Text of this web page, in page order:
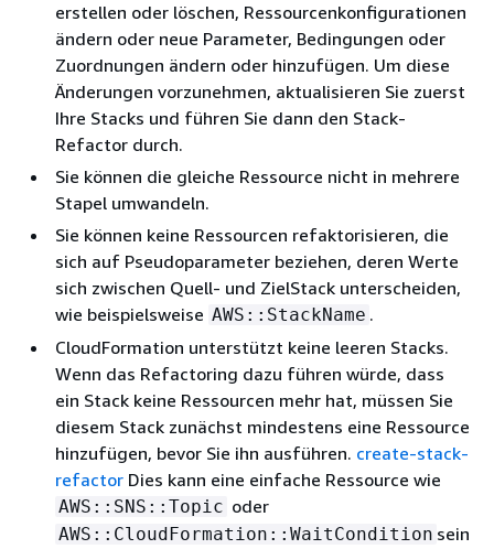
erstellen oder löschen, Ressourcenkonfigurationen
ändern oder neue Parameter, Bedingungen oder
Zuordnungen ändern oder hinzufügen. Um diese
Änderungen vorzunehmen, aktualisieren Sie zuerst
Ihre Stacks und führen Sie dann den Stack-
Refactor durch.
Sie können die gleiche Ressource nicht in mehrere
Stapel umwandeln.
Sie können keine Ressourcen refaktorisieren, die
sich auf Pseudoparameter beziehen, deren Werte
sich zwischen Quell- und ZielStack unterscheiden,
wie beispielsweise AWS::StackName .
CloudFormation unterstützt keine leeren Stacks.
Wenn das Refactoring dazu führen würde, dass
ein Stack keine Ressourcen mehr hat, müssen Sie
diesem Stack zunächst mindestens eine Ressource
hinzufügen, bevor Sie ihn ausführen. create-stack-
refactor Dies kann eine einfache Ressource wie
AWS::SNS::Topic oder
AWS::CloudFormation::WaitCondition sein